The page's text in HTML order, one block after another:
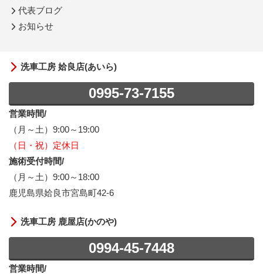
代表ブログ
お知らせ
洗車工房 姶良店(あいら)
0995-73-7155
営業時間/
（月～土）9:00～19:00
（日・祝）定休日
施術受付時間/
（月～土）9:00～18:00
鹿児島県姶良市宮島町42-6
洗車工房 鹿屋店(かのや)
0994-45-7448
営業時間/